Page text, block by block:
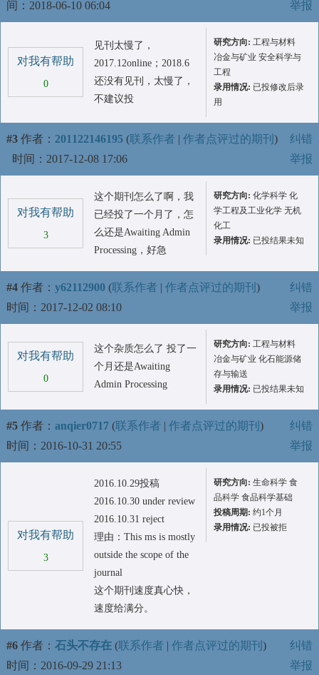
间：2018-06-10 06:04 举报
对我有帮助
0
见刊太慢了，
2017.12online；2018.6
还没有见刊，太慢了，
不建议投
研究方向: 工程与材料
冶金与矿业 安全科学与
工程
录用情况: 已投修改后录
用
#3 作者： 201122146195 (联系作者 | 作者点评过的期刊 )
时间：2017-12-08 17:06
纠错
举报
对我有帮助
3
这个期刊怎么了啊，我
已经投了一个月了，怎
么还是Awaiting Admin
Processing，好急
研究方向: 化学科学 化
学工程及工业化学 无机
化工
录用情况: 已投结果未知
#4 作者： y62112900 (联系作者 | 作者点评过的期刊 )
时间：2017-12-02 08:10
纠错
举报
对我有帮助
0
这个杂质怎么了 投了一
个月还是Awaiting
Admin Processing
研究方向: 工程与材料
冶金与矿业 化石能源储
存与输送
录用情况: 已投结果未知
#5 作者： anqier0717 (联系作者 | 作者点评过的期刊 )
时间：2016-10-31 20:55
纠错
举报
对我有帮助
3
2016.10.29投稿
2016.10.30 under review
2016.10.31 reject
理由：This ms is mostly
outside the scope of the
journal
这个期刊速度真心快，
速度给满分。
研究方向: 生命科学 食
品科学 食品科学基础
投稿周期: 约1个月
录用情况: 已投被拒
#6 作者： 石头不存在 (联系作者 | 作者点评过的期刊 )
时间：2016-09-29 21:13
纠错
举报